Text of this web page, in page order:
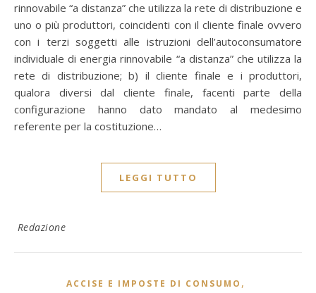
rinnovabile “a distanza” che utilizza la rete di distribuzione e
uno o più produttori, coincidenti con il cliente finale ovvero
con i terzi soggetti alle istruzioni dell’autoconsumatore
individuale di energia rinnovabile “a distanza” che utilizza la
rete di distribuzione; b) il cliente finale e i produttori,
qualora diversi dal cliente finale, facenti parte della
configurazione hanno dato mandato al medesimo
referente per la costituzione…
LEGGI TUTTO
Redazione
ACCISE E IMPOSTE DI CONSUMO ,